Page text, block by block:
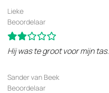
Lieke
Beoordelaar
Hij was te groot voor mijn tas.
Sander van Beek
Beoordelaar